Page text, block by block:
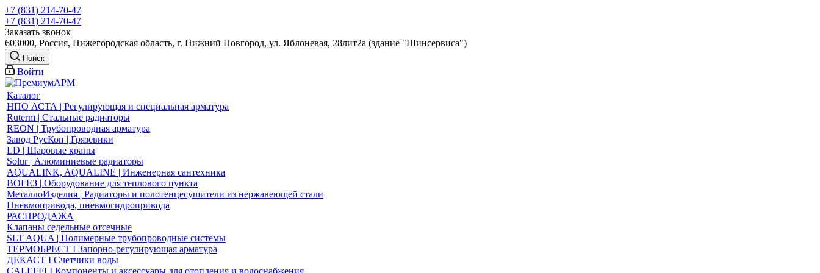
+7 (831) 214-70-47
+7 (831) 214-70-47
Заказать звонок
603000, Россия, Нижегородская область, г. Нижний Новгород, ул. Яблоневая, 28лит2а (здание "Шинсервиса")
Поиск
Войти
Каталог
НПО АСТА | Регулирующая и специальная арматура
Ruterm | Стальные радиаторы
REON | Трубопроводная арматура
Завод РусКон | Грязевики
LD | Шаровые краны
Solur | Алюминиевые радиаторы
AQUALINK, AQUALINE | Инженерная сантехника
ВОГЕЗ | Оборудование для теплового пункта
МеталлоИзделия | Радиаторы и полотенцесушители из нержавеющей стали
Пневмопривода, пневмогидропривода
РАСПРОДАЖА
Клапаны седельные отсечные
SLT AQUA | Полимерные трубопроводные системы
ТЕРМОБРЕСТ І Запорно-регулирующая арматура
ДЕКАСТ І Счетчики воды
CALEFFI І Компоненты и аксессуары для отопления и водоснабжения